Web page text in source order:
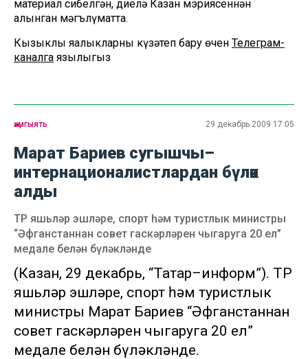
материал сибелгән, диелә Казан мэриясеннән
алынган мәгълүматта.
Кызыклы яңалыкларны күзәтеп бару өчен Телеграм-
каналга язылыгыз
җәмгыять 29 декабрь 2009 17:05
Марат Бариев сугышчы–
интернационалистлардан бүләк
алды
ТР яшьләр эшләре, спорт һәм туристлык министры
“Әфганстаннан совет гаскәрләрен чыгаруга 20 ел”
медале белән бүләкләнде
(Казан, 29 декабрь, “Татар–информ”). ТР
яшьләр эшләре, спорт һәм туристлык
министры Марат Бариев “Әфганстаннан
совет гаскәрләрен чыгаруга 20 ел”
медале белән бүләкләнде.